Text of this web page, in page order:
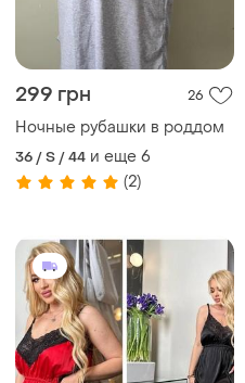
299 грн 26
Ночные рубашки в роддом
36 / S / 44 и еще 6
(2)